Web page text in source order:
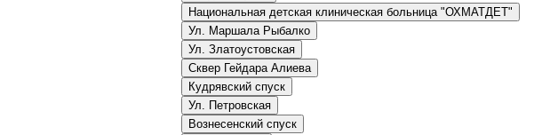
Национальная детская клиническая больница "ОХМАТДЕТ"
Ул. Маршала Рыбалко
Ул. Златоустовская
Сквер Гейдара Алиева
Кудрявский спуск
Ул. Петровская
Вознесенский спуск